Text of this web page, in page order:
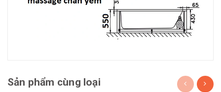
Sản phẩm cùng loại